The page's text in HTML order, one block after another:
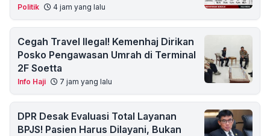
Politik 4 jam yang lalu
Cegah Travel Ilegal! Kemenhaj Dirikan
Posko Pengawasan Umrah di Terminal
2F Soetta
Info Haji 7 jam yang lalu
DPR Desak Evaluasi Total Layanan
BPJS! Pasien Harus Dilayani, Bukan